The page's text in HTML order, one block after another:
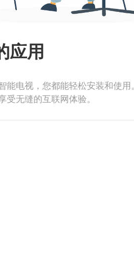
应用
电视，您都能轻松安装和使用。
无缝的互联网体验。